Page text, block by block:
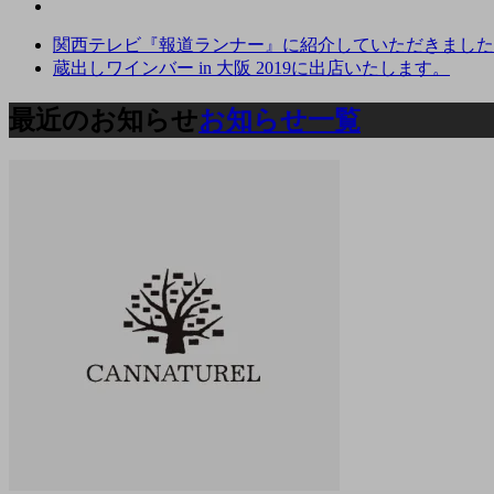
関西テレビ『報道ランナー』に紹介していただきまし
蔵出しワインバー in 大阪 2019に出店いたします。
最近のお知らせお知らせ一覧